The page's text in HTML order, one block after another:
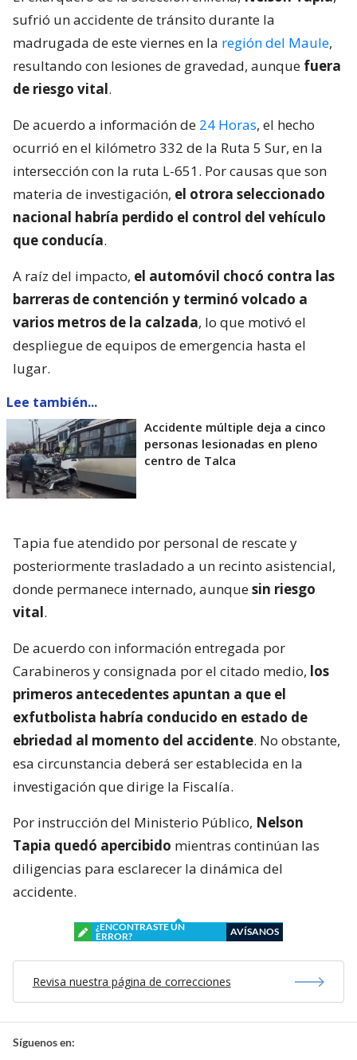
sufrió un accidente de tránsito durante la
madrugada de este viernes en la región del Maule,
resultando con lesiones de gravedad, aunque fuera
de riesgo vital.
De acuerdo a información de 24 Horas, el hecho
ocurrió en el kilómetro 332 de la Ruta 5 Sur, en la
intersección con la ruta L-651. Por causas que son
materia de investigación, el otrora seleccionado
nacional habría perdido el control del vehículo
que conducía.
A raíz del impacto, el automóvil chocó contra las
barreras de contención y terminó volcado a
varios metros de la calzada, lo que motivó el
despliegue de equipos de emergencia hasta el
lugar.
Lee también...
Accidente múltiple deja a cinco
personas lesionadas en pleno
centro de Talca
Tapia fue atendido por personal de rescate y
posteriormente trasladado a un recinto asistencial,
donde permanece internado, aunquesin riesgo
vital.
De acuerdo con información entregada por
Carabineros y consignada por el citado medio, los
primeros antecedentes apuntan a que el
exfutbolista habría conducido en estado de
ebriedad al momento del accidente. No obstante,
esa circunstancia deberá ser establecida en la
investigación que dirige la Fiscalía.
Por instrucción del Ministerio Público, Nelson
Tapia quedó apercibido mientras continúan las
diligencias para esclarecer la dinámica del
accidente.
¿ENCONTRASTE UN
ERROR?
AVÍSANOS
Revisa nuestra página de correcciones
Síguenos en: